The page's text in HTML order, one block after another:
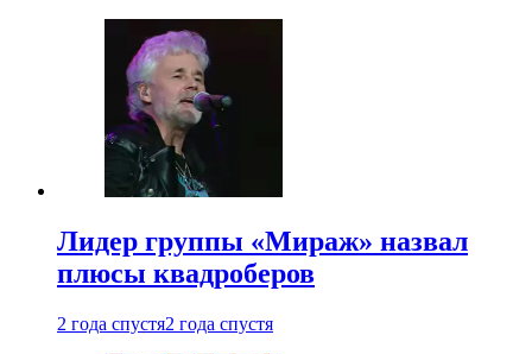
Лидер группы «Мираж» назвал
плюсы квадроберов
2 года спустя2 года спустя